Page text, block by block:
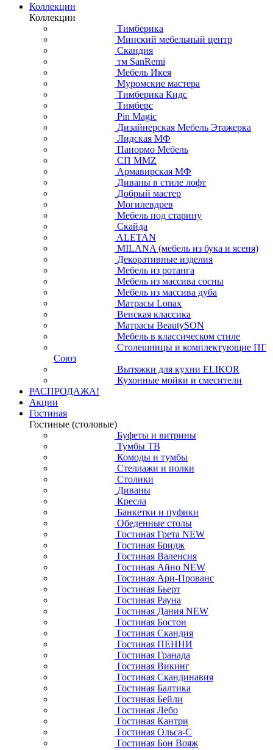
Коллекции
Коллекции
Тимберика
Минский мебельный центр
Скандия
тм SanRemi
Мебель Икея
Муромские мастера
Тимберика Кидс
Тимберс
Pin Magic
Дизайнерская Мебель Этажерка
Лидская МФ
Панормо Мебель
СП ММZ
Армавирская МФ
Диваны в стиле лофт
Добрый мастер
Могилевдрев
Мебель под старину
Скайда
ALETAN
MILANA (мебель из бука и ясеня)
Декоративные изделия
Мебель из ротанга
Мебель из массива сосны
Мебель из массива дуба
Матрасы Lonax
Венская классика
Матрасы BeautySON
Мебель в классическом стиле
Столешницы и комплектующие ПГ
Союз
Вытяжки для кухни ELIKOR
Кухонные мойки и смесители
РАСПРОДАЖА!
Акции
Гостиная
Гостиные (столовые)
Буфеты и витрины
Тумбы ТВ
Комоды и тумбы
Стеллажи и полки
Столики
Диваны
Кресла
Банкетки и пуфики
Обеденные столы
Гостиная Грета NEW
Гостиная Бридж
Гостиная Валенсия
Гостиная Айно NEW
Гостиная Ари-Прованс
Гостиная Бьерт
Гостиная Рауна
Гостиная Дания NEW
Гостиная Бостон
Гостиная Скандия
Гостиная ПЕННИ
Гостиная Гранада
Гостиная Викинг
Гостиная Скандинавия
Гостиная Балтика
Гостиная Бейли
Гостиная Лебо
Гостиная Кантри
Гостиная Ольса-С
Гостиная Бон Вояж